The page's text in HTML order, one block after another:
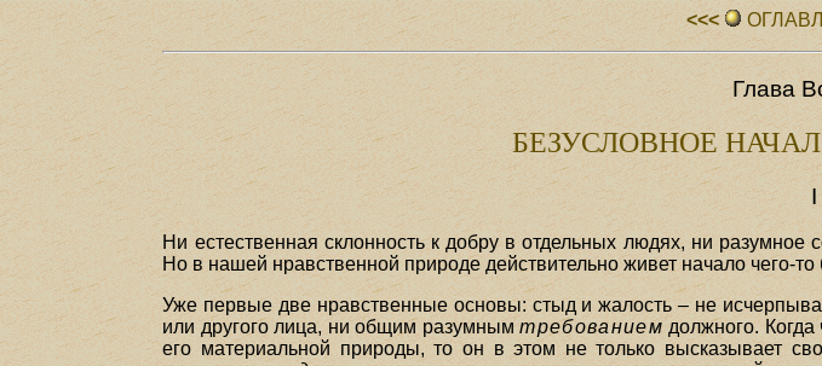
<<<
Глава
БЕЗУСЛОВНОЕ
I
Ни естественная склонность к добру в отдельных людях, ни
Но в нашей нравственной природе действительно живет начало чего-
Уже первые две нравственные основы: стыд и жалость – не
или другого лица, ни общим разумнымтребованиемдолжного. Когда
его материальной природы, то он в этом не только высказывает